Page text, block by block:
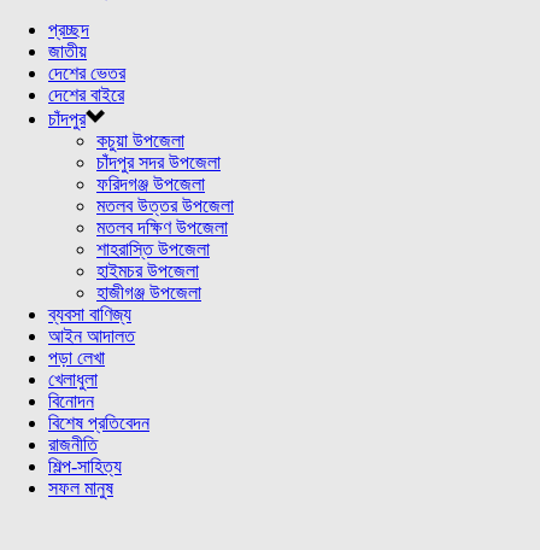
প্রচ্ছদ
জাতীয়
দেশের ভেতর
দেশের বাইরে
চাঁদপুর
কচুয়া উপজেলা
চাঁদপুর সদর উপজেলা
ফরিদগঞ্জ উপজেলা
মতলব উত্তর উপজেলা
মতলব দক্ষিণ উপজেলা
শাহরাস্তি উপজেলা
হাইমচর উপজেলা
হাজীগঞ্জ উপজেলা
ব্যবসা বাণিজ্য
আইন আদালত
পড়া লেখা
খেলাধুলা
বিনোদন
বিশেষ প্রতিবেদন
রাজনীতি
শিল্প-সাহিত্য
সফল মানুষ